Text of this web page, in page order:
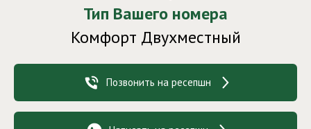
Тип Вашего номера
Комфорт Двухместный
Позвонить на ресепшн